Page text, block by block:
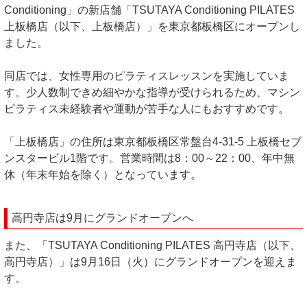
Conditioning」の新店舗「TSUTAYA Conditioning PILATES
上板橋店（以下、上板橋店）」を東京都板橋区にオープンし
ました。
同店では、女性専用のピラティスレッスンを実施していま
す。少人数制できめ細やかな指導が受けられるため、マシン
ピラティス未経験者や運動が苦手な人にもおすすめです。
「上板橋店」の住所は東京都板橋区常盤台4-31-5 上板橋セブ
ンスタービル1階です。営業時間は8：00～22：00、年中無
休（年末年始を除く）となっています。
高円寺店は9月にグランドオープンへ
また、「TSUTAYA Conditioning PILATES 高円寺店（以下、
高円寺店）」は9月16日（火）にグランドオープンを迎えま
す。